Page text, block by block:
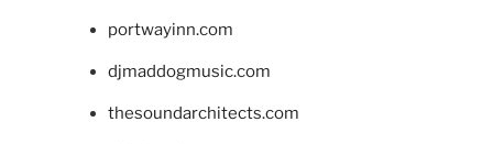
portwayinn.com
djmaddogmusic.com
thesoundarchitects.com